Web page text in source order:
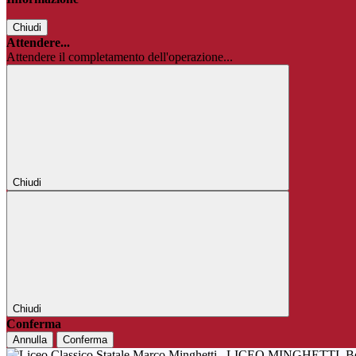
Chiudi
Attendere...
Attendere il completamento dell'operazione...
Chiudi
Chiudi
Conferma
Annulla Conferma